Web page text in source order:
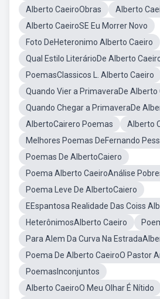
Alberto CaeiroObras
Alberto
Alberto CaeiroSE Eu Morrer Novo
Foto DeHeteronimo Alberto Caeiro
Qual Estilo LiterárioDe Alberto
PoemasClassicos L. Alberto Caeiro
Quando Vier a PrimaveraDe Alberto
Quando Chegar a PrimaveraDe
AlbertoCairero Poemas
Alberto
Melhores Poemas DeFernando
Poemas De AlbertoCaiero
Poema Alberto CaeiroAnálise
Poema Leve De AlbertoCaiero
EEspantosa Realidade Das Coiss
HeterônimosAlberto Caeiro
Para Alem Da Curva Na
Poema De Alberto CaeiroO Pastor
PoemasInconjuntos
Alberto CaeiroO Meu Olhar É Nítido